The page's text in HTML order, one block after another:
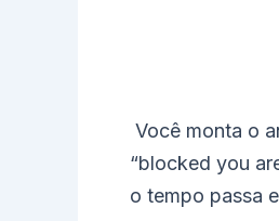
Você monta o
“blocked you
o tempo passa